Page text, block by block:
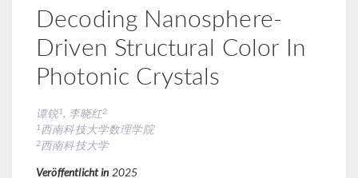
Decoding Nanosphere-
Driven Structural Color In
Photonic Crystals
谭锐1, 李晓红2
1 西南科技大学数理学院
2西南科技大学
Veröffentlicht in 2025